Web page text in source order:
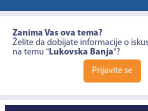
Zanima Vas ova tema?
Želite da dobijate informacije o
na temu "Lukovska Banja"?
Prijavite se